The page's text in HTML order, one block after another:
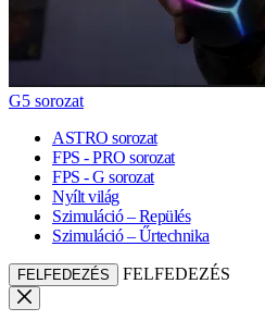
G5 sorozat
ASTRO sorozat
FPS - PRO sorozat
FPS - G sorozat
Nyílt világ
Szimuláció – Repülés
Szimuláció – Űrtechnika
FELFEDEZÉS FELFEDEZÉS